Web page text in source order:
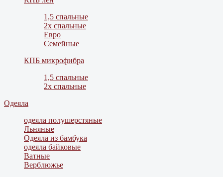
1,5 спальные
2х спальные
Евро
Семейные
КПБ микрофибра
1,5 спальные
2х спальные
Одеяла
одеяла полушерстяные
Льняные
Одеяла из бамбука
одеяла байковые
Ватные
Верблюжье